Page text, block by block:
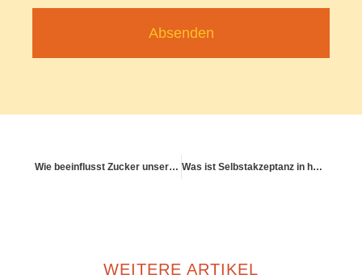
Absenden
Wie beeinflusst Zucker unsere körperliche Verfassung? Was ist Selbstakzeptanz in herausfordernden Lebenssituationen?
WEITERE ARTIKEL